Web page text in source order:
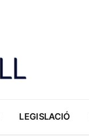
LEGISLACIÓ